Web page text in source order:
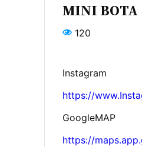
MINI BOTA
120
Instagram
https://
GoogleMAP
https://